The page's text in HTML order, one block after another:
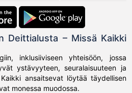
Deittialusta – Missä Kaikki
inklusiiviseen yhteisöön, jossa
ystävyyteen, seuralaisuuteen ja
ansaitsevat löytää täydellisen
monessa muodossa.